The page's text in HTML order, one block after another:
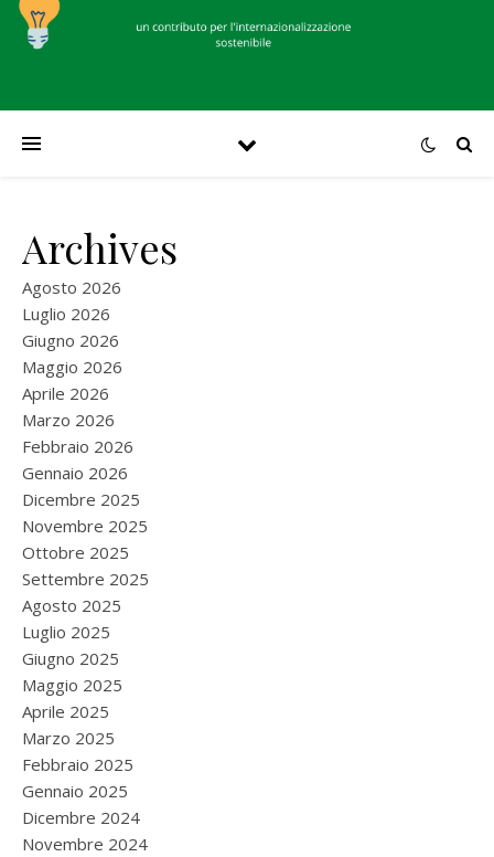
Archives
Agosto 2026
Luglio 2026
Giugno 2026
Maggio 2026
Aprile 2026
Marzo 2026
Febbraio 2026
Gennaio 2026
Dicembre 2025
Novembre 2025
Ottobre 2025
Settembre 2025
Agosto 2025
Luglio 2025
Giugno 2025
Maggio 2025
Aprile 2025
Marzo 2025
Febbraio 2025
Gennaio 2025
Dicembre 2024
Novembre 2024